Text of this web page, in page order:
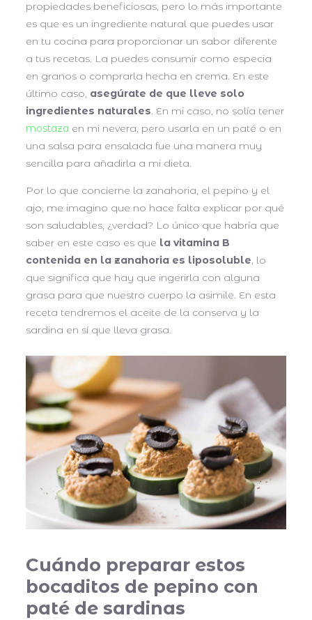
propiedades beneficiosas, pero lo más importante
es que es un ingrediente natural que puedes usar
en tu cocina para proporcionar un sabor diferente
a tus recetas. La puedes consumir como especia
en granos o comprarla hecha en crema. En este
último caso, asegúrate de que lleve solo
ingredientes naturales . En mi caso, no solía tener
mostaza en mi nevera, pero usarla en un paté o en
una salsa para ensalada fue una manera muy
sencilla para añadirla a mi dieta.
Por lo que concierne la zanahoria, el pepino y el
ajo, me imagino que no hace falta explicar por qué
son saludables, ¿verdad? Lo único que habría que
saber en este caso es que la vitamina B
contenida en la zanahoria es liposoluble , lo
que significa que hay que ingerirla con alguna
grasa para que nuestro cuerpo la asimile. En esta
receta tendremos el aceite de la conserva y la
sardina en sí que lleva grasa.
Cuándo preparar estos
bocaditos de pepino con
paté de sardinas